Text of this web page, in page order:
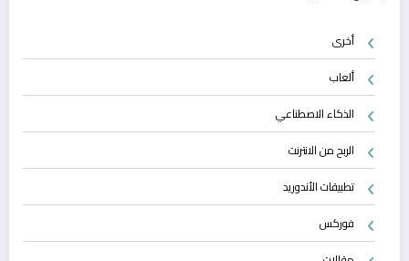
أخرى
ألعاب
الذكاء الاصطناعي
الربح من الانترنت
تطبيقات الأندوريد
فوركس